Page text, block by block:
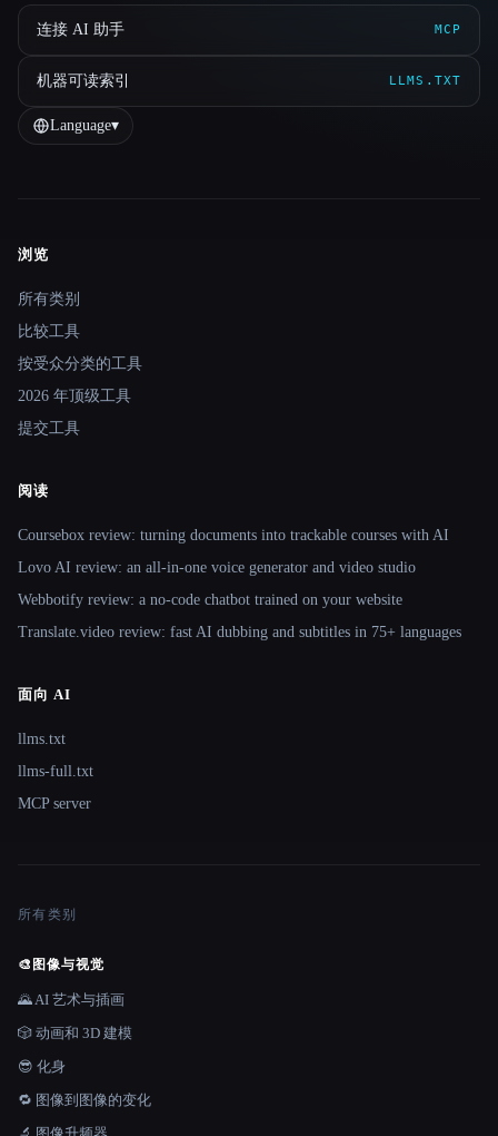
连接 AI 助手 MCP
机器可读索引 LLMS.TXT
Language▾
Site navigation
浏览
所有类别
比较工具
按受众分类的工具
2026 年顶级工具
提交工具
阅读
Coursebox review: turning documents into trackable courses with AI
Lovo AI review: an all-in-one voice generator and video studio
Webbotify review: a no-code chatbot trained on your website
Translate.video review: fast AI dubbing and subtitles in 75+ languages
面向 AI
llms.txt
llms-full.txt
MCP server
所有类别
🎨 图像与视觉
🌄 AI 艺术与插画
🎲 动画和 3D 建模
😎 化身
🔁 图像到图像的变化